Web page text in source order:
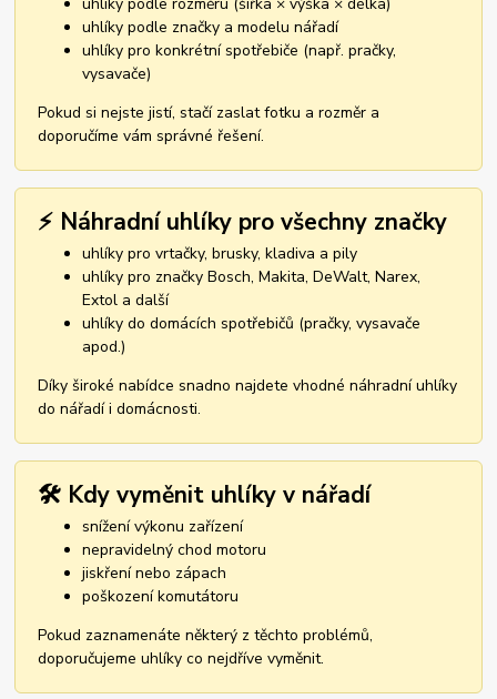
uhlíky podle značky a modelu nářadí
uhlíky pro konkrétní spotřebiče (např. pračky,
vysavače)
Pokud si nejste jistí, stačí zaslat fotku a rozměr a
doporučíme vám správné řešení.
⚡ Náhradní uhlíky pro všechny značky
uhlíky pro vrtačky, brusky, kladiva a pily
uhlíky pro značky Bosch, Makita, DeWalt, Narex,
Extol a další
uhlíky do domácích spotřebičů (pračky, vysavače
apod.)
Díky široké nabídce snadno najdete vhodné náhradní uhlíky
do nářadí i domácnosti.
🛠️ Kdy vyměnit uhlíky v nářadí
snížení výkonu zařízení
nepravidelný chod motoru
jiskření nebo zápach
poškození komutátoru
Pokud zaznamenáte některý z těchto problémů,
doporučujeme uhlíky co nejdříve vyměnit.